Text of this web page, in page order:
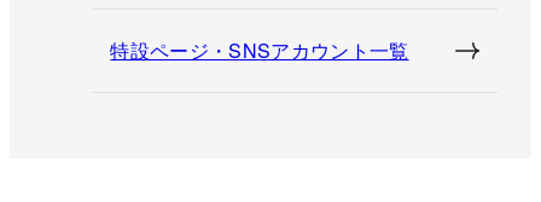
特設ページ・SNSアカウント一覧